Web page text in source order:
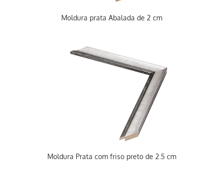
Moldura prata Abalada de 2 cm
Moldura Prata com friso preto de 2.5 cm